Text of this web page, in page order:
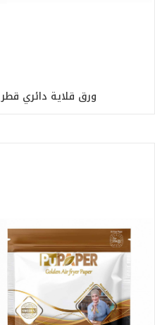
ورق قلاية دائري قطر 25 سم بيوبيبر أوروبي.